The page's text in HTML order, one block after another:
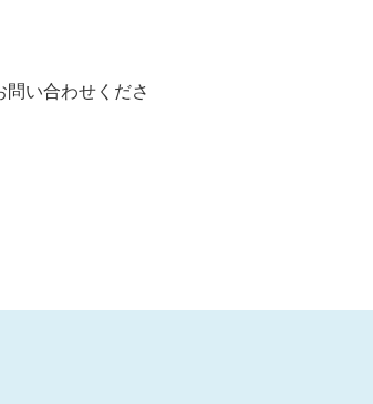
い合わせくださ